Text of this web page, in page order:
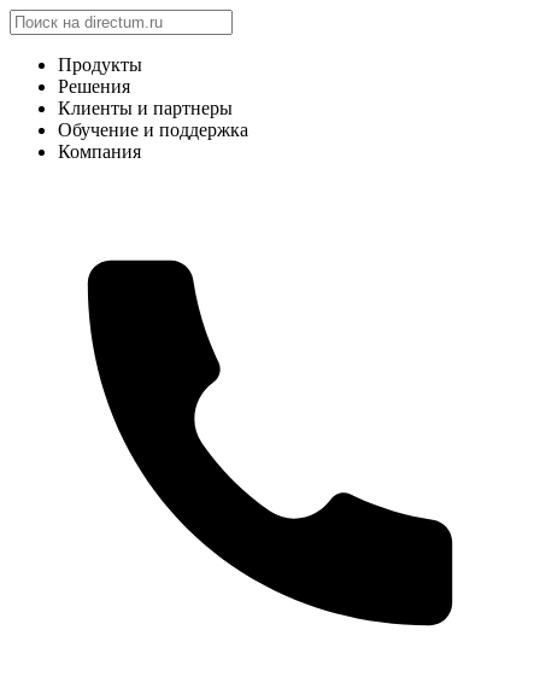
Продукты
Решения
Клиенты и партнеры
Обучение и поддержка
Компания